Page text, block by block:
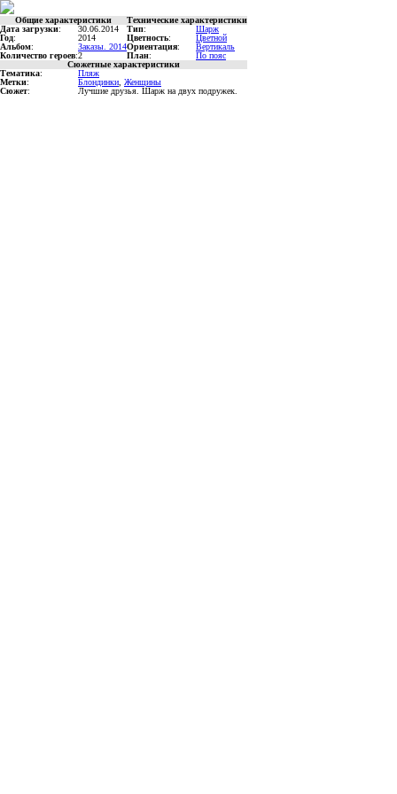
Общие характеристики
Технические характеристики
Дата загрузки: 30.06.2014 Тип:
Шарж
Год: 2014 Цветность:
Цветной
Альбом: Заказы. 2014Ориентация:
Вертикаль
Количество героев:2 План:
По пояс
Сюжетные характеристики
Тематика:
Пляж
Метки: Блондинки Женщины
Сюжет: Лучшие друзья. Шарж на двух подружек.